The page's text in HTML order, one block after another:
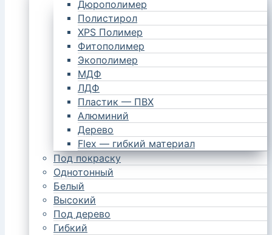
Дюрополимер
Полистирол
XPS Полимер
Фитополимер
Экополимер
МДФ
ЛДФ
Пластик — ПВХ
Алюминий
Дерево
Flex — гибкий материал
Под покраску
Однотонный
Белый
Высокий
Под дерево
Гибкий